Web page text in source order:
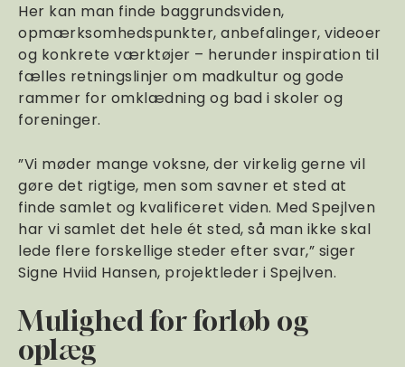
Her kan man finde baggrundsviden,
opmærksomhedspunkter, anbefalinger, videoer
og konkrete værktøjer – herunder inspiration til
fælles retningslinjer om madkultur og gode
rammer for omklædning og bad i skoler og
foreninger.
”Vi møder mange voksne, der virkelig gerne vil
gøre det rigtige, men som savner et sted at
finde samlet og kvalificeret viden. Med Spejlven
har vi samlet det hele ét sted, så man ikke skal
lede flere forskellige steder efter svar,” siger
Signe Hviid Hansen, projektleder i Spejlven.
Mulighed for forløb og
oplæg